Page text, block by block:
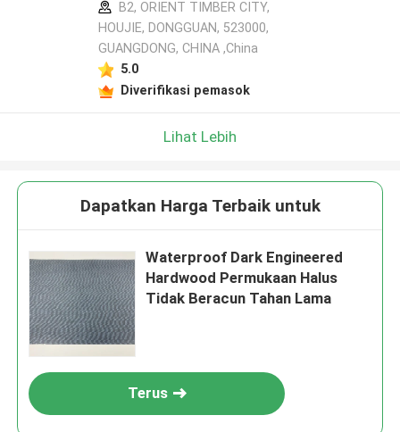
B2, ORIENT TIMBER CITY,
HOUJIE, DONGGUAN, 523000,
GUANGDONG, CHINA ,China
5.0
Diverifikasi pemasok
Lihat Lebih
Dapatkan Harga Terbaik untuk
Waterproof Dark Engineered
Hardwood Permukaan Halus
Tidak Beracun Tahan Lama
Terus